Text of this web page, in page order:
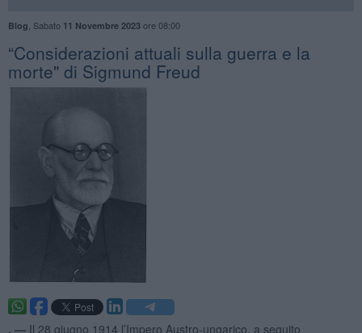
Blog Sabato 11 Novembre 2023ore 08:00
​“Considerazioni attuali sulla guerra e la
morte" di Sigmund Freud
. — Il 28 giugno 1914 l’Impero Austro-ungarico, a seguito